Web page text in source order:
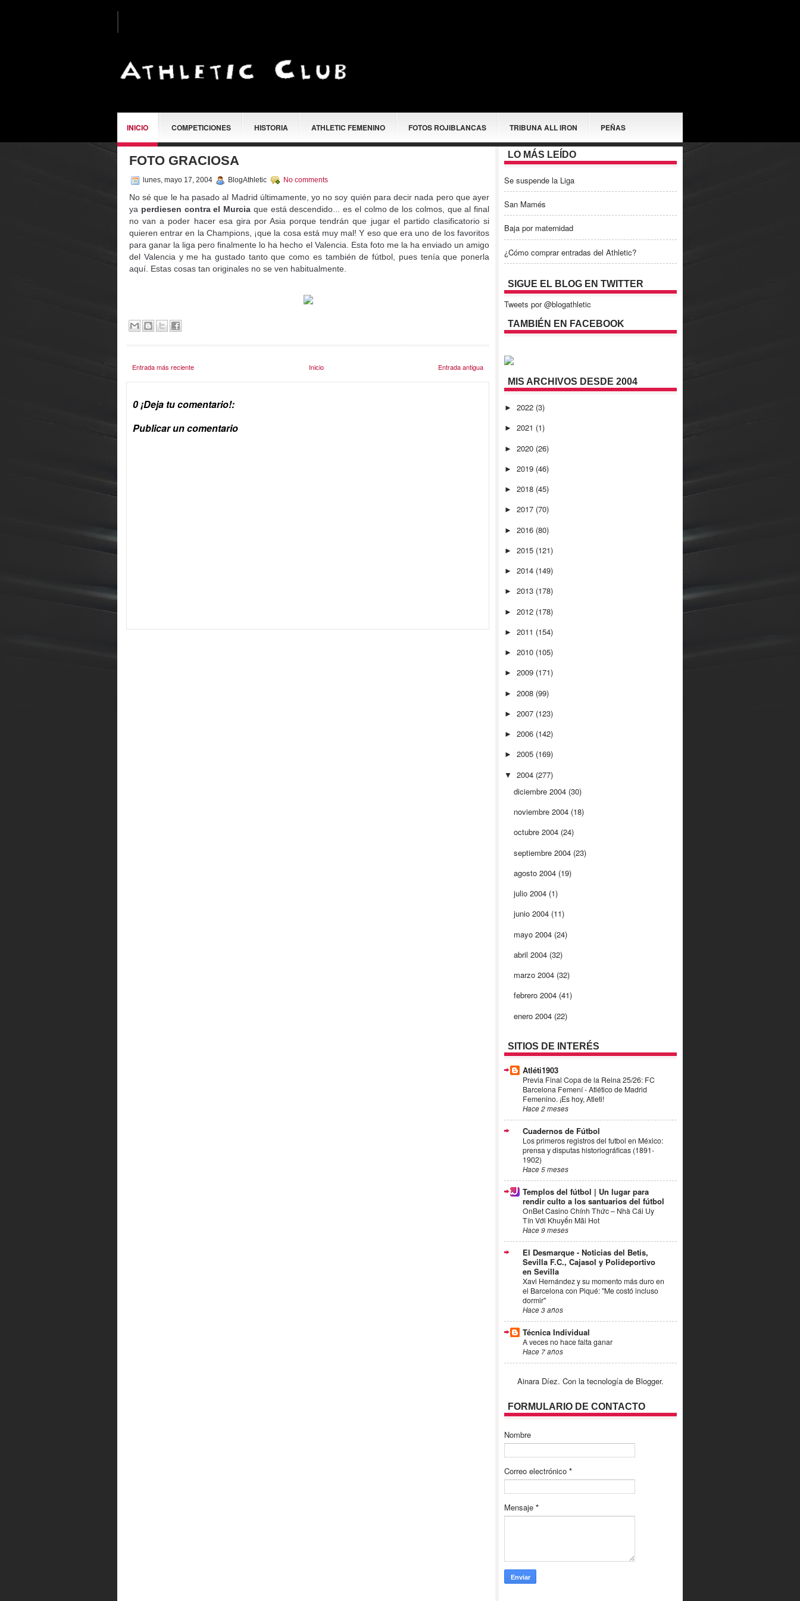
INICIO COMPETICIONES HISTORIA ATHLETIC FEMENINO FOTOS ROJIBLANCAS TRIBUNA ALL IRON PEÑAS
SOBRE MÍ
FOTO GRACIOSA
lunes, mayo 17, 2004 BlogAthletic No comments
No sé que le ha pasado al Madrid últimamente, yo no soy quién para decir nada pero que ayer
ya perdiesen contra el Murcia que está descendido... es el colmo de los colmos, que al final
no van a poder hacer esa gira por Asia porque tendrán que jugar el partido clasificatorio si
quieren entrar en la Champions, ¡que la cosa está muy mal! Y eso que era uno de los favoritos
para ganar la liga pero finalmente lo ha hecho el Valencia. Esta foto me la ha enviado un amigo
del Valencia y me ha gustado tanto que como es también de fútbol, pues tenía que ponerla
aquí. Estas cosas tan originales no se ven habitualmente.
Entrada más reciente Entrada antigua
Inicio
0 ¡Deja tu comentario!:
Publicar un comentario
LO MÁS LEÍDO
Se suspende la Liga
San Mamés
Baja por maternidad
¿Cómo comprar entradas del Athletic?
SIGUE EL BLOG EN TWITTER
Tweets por @blogathletic
TAMBIÉN EN FACEBOOK
MIS ARCHIVOS DESDE 2004
► 2022 (3)
► 2021 (1)
► 2020 (26)
► 2019 (46)
► 2018 (45)
► 2017 (70)
► 2016 (80)
► 2015 (121)
► 2014 (149)
► 2013 (178)
► 2012 (178)
► 2011 (154)
► 2010 (105)
► 2009 (171)
► 2008 (99)
► 2007 (123)
► 2006 (142)
► 2005 (169)
▼ 2004 (277)
diciembre 2004 (30)
noviembre 2004 (18)
octubre 2004 (24)
septiembre 2004 (23)
agosto 2004 (19)
julio 2004 (1)
junio 2004 (11)
mayo 2004 (24)
abril 2004 (32)
marzo 2004 (32)
febrero 2004 (41)
enero 2004 (22)
SITIOS DE INTERÉS
Atléti1903
Previa Final Copa de la Reina 25/26: FC
Barcelona Femení - Atlético de Madrid
Femenino. ¡Es hoy, Atleti!
Hace 2 meses
Cuadernos de Fútbol
Los primeros registros del futbol en México:
prensa y disputas historiográficas (1891-
1902)
Hace 5 meses
Templos del fútbol | Un lugar para
rendir culto a los santuarios del fútbol
OnBet Casino Chính Thức – Nhà Cái Uy
Tín Với Khuyến Mãi Hot
Hace 9 meses
El Desmarque - Noticias del Betis,
Sevilla F.C., Cajasol y Polideportivo
en Sevilla
Xavi Hernández y su momento más duro en
el Barcelona con Piqué: "Me costó incluso
dormir"
Hace 3 años
Técnica Individual
A veces no hace falta ganar
Hace 7 años
Ainara Díez. Con la tecnología de Blogger.
FORMULARIO DE CONTACTO
Nombre
Correo electrónico *
Mensaje *